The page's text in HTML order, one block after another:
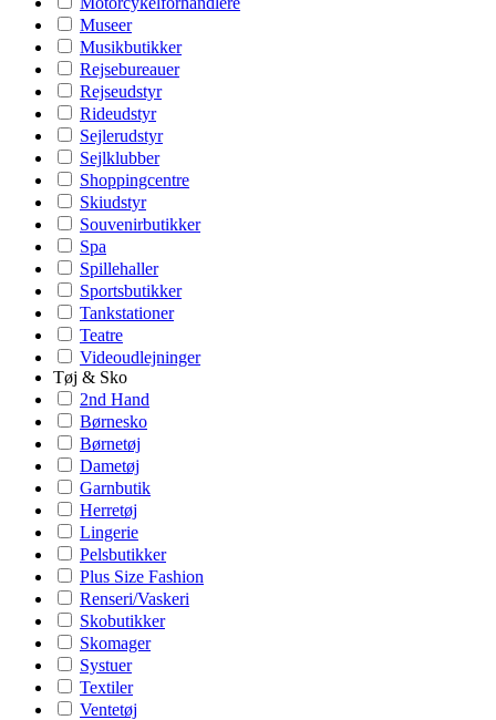
Museer
Musikbutikker
Rejsebureauer
Rejseudstyr
Rideudstyr
Sejlerudstyr
Sejlklubber
Shoppingcentre
Skiudstyr
Souvenirbutikker
Spa
Spillehaller
Sportsbutikker
Tankstationer
Teatre
Videoudlejninger
Tøj & Sko
2nd Hand
Børnesko
Børnetøj
Dametøj
Garnbutik
Herretøj
Lingerie
Pelsbutikker
Plus Size Fashion
Renseri/Vaskeri
Skobutikker
Skomager
Systuer
Textiler
Ventetøj